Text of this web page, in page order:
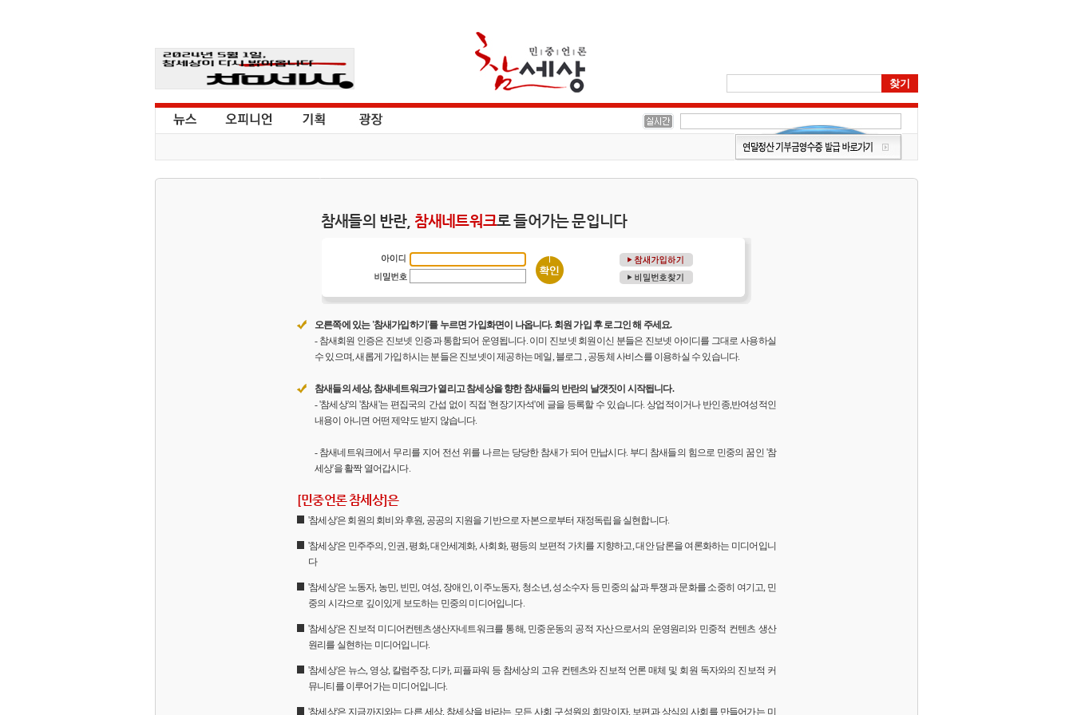
참새들의 반란, 참새네트워크로 들어가는 문입니다
오른쪽에 있는 '참새가입하기'를 누르면 가입화면이 나옵니다. 회원 가입 후 로그인 해 주세요.
- 참새회원 인증은 진보넷 인증과 통합되어 운영됩니다. 이미 진보넷 회원이신 분들은 진보넷 아이디를 그대로 사용하실
수 있으며, 새롭게 가입하시는 분들은 진보넷이 제공하는 메일, 블로그 , 공동체 사비스를 이용하실 수 있습니다.
참새들의 세상, 참새네트워크가 열리고 참세상을 향한 참새들의 반란의 날갯짓이 시작됩니다.
- '참세상'의 '참새'는 편집국의 간섭 없이 직접 '현장기자석'에 글을 등록할 수 있습니다. 상업적이거나 반인종,반여성적인
내용이 아니면 어떤 제약도 받지 않습니다.
- 참새네트워크에서 무리를 지어 전선 위를 나르는 당당한 참새가 되어 만납시다. 부디 참새들의 힘으로 민중의 꿈인 '참
세상'을 활짝 열어갑시다.
[민중언론 참세상]은
'참세상'은 회원의 회비와 후원, 공공의 지원을 기반으로 자본으로부터 재정독립을 실현합니다.
'참세상'은 민주주의, 인권, 평화, 대안세계화, 사회화, 평등의 보편적 가치를 지향하고, 대안 담론을 여론화하는 미디어입니
다
'참세상'은 노동자, 농민, 빈민, 여성, 장애인, 이주노동자, 청소년, 성소수자 등 민중의 삶과 투쟁과 문화를 소중히 여기고, 민
중의 시각으로 깊이있게 보도하는 민중의 미디어입니다.
'참세상'은 진보적 미디어컨텐츠생산자네트워크를 통해, 민중운동의 공적 자산으로서의 운영원리와 민중적 컨텐츠 생산
원리를 실현하는 미디어입니다.
'참세상'은 뉴스, 영상, 칼럼주장, 디카, 피플파워 등 참세상의 고유 컨텐츠와 진보적 언론 매체 및 회원 독자와의 진보적 커
뮤니티를 이루어가는 미디어입니다.
'참세상'은 지금까지와는 다른 세상, 참세상을 바라는 모든 사회 구성원의 희망이자, 보편과 상식의 사회를 만들어가는 미